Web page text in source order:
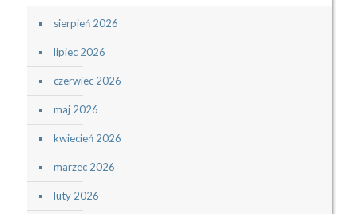
sierpień 2026
lipiec 2026
czerwiec 2026
maj 2026
kwiecień 2026
marzec 2026
luty 2026